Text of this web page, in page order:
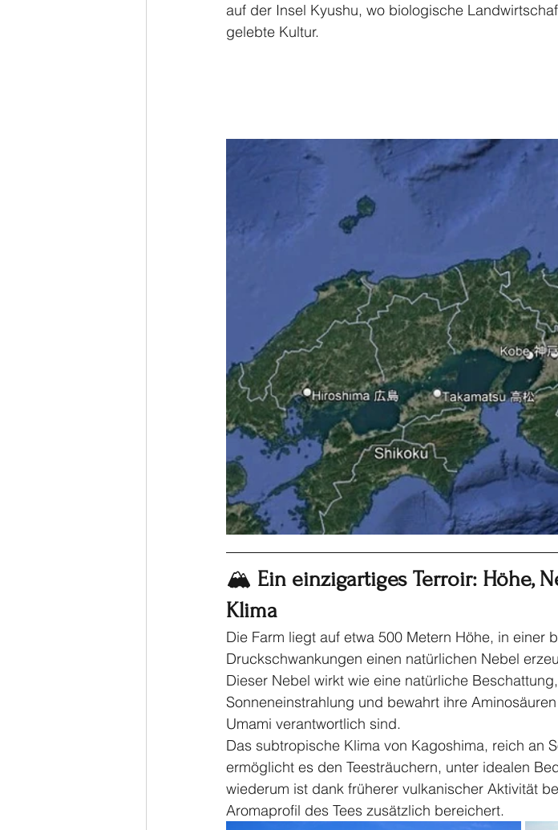
auf der Insel Kyushu, wo biologische
gelebte Kultur.
🏔️ Ein einzigartiges Terroir: Höhe,
Klima
Die Farm liegt auf etwa 500 Metern Höhe, in einer
Druckschwankungen einen natürlichen Nebel
Dieser Nebel wirkt wie eine natürliche
Sonneneinstrahlung und bewahrt ihre
Umami verantwortlich sind.
Das subtropische Klima von Kagoshima, reich an
ermöglicht es den Teesträuchern, unter idealen
wiederum ist dank früherer vulkanischer Aktivität
Aromaprofil des Tees zusätzlich bereichert.